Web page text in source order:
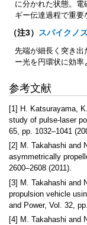
に分かれた状態。
ギー伝達過程で重要
（注3） スパイクノ
先端が細長く突き出
ー光を円環状に効率
参考文献
[1] H. Katsurayama,
study of pulse-laser
65, pp. 1032–1041
[2] M. Takahashi and
asymmetrically
2600–2608 (2011).
[3] M. Takahashi and
propulsion vehicle
and Power, Vol. 32,
[4] M. Takahashi and